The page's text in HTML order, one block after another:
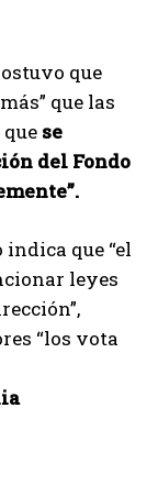
que
que las
se
del Fondo
que “el
leyes
“los vota